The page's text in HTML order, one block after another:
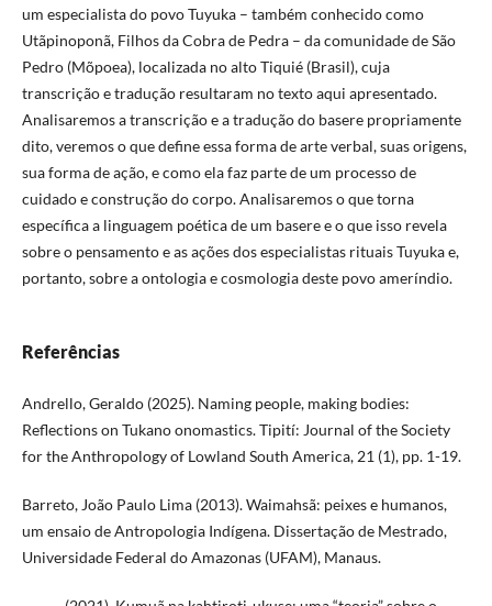
um especialista do povo Tuyuka – também conhecido como
Utãpinoponã, Filhos da Cobra de Pedra – da comunidade de São
Pedro (Mõpoea), localizada no alto Tiquié (Brasil), cuja
transcrição e tradução resultaram no texto aqui apresentado.
Analisaremos a transcrição e a tradução do basere propriamente
dito, veremos o que define essa forma de arte verbal, suas origens,
sua forma de ação, e como ela faz parte de um processo de
cuidado e construção do corpo. Analisaremos o que torna
específica a linguagem poética de um basere e o que isso revela
sobre o pensamento e as ações dos especialistas rituais Tuyuka e,
portanto, sobre a ontologia e cosmologia deste povo ameríndio.
Referências
Andrello, Geraldo (2025). Naming people, making bodies:
Reflections on Tukano onomastics. Tipití: Journal of the Society
for the Anthropology of Lowland South America, 21 (1), pp. 1-19.
Barreto, João Paulo Lima (2013). Waimahsã: peixes e humanos,
um ensaio de Antropologia Indígena. Dissertação de Mestrado,
Universidade Federal do Amazonas (UFAM), Manaus.